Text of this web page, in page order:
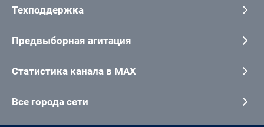
Техподдержка
Предвыборная агитация
Статистика канала в MAX
Все города сети